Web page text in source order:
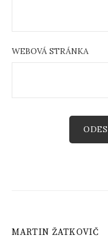
WEBOVÁ STRÁNKA
MARTIN ŽATKOVIČ